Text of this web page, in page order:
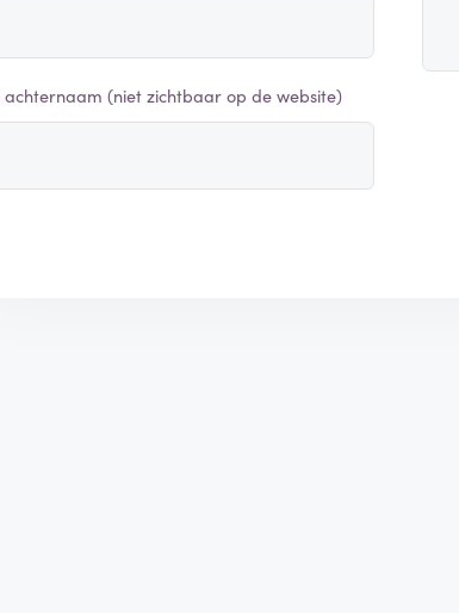
achternaam (niet zichtbaar op de website)